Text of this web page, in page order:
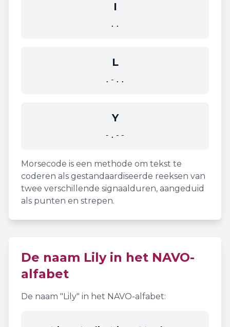
I
..
L
.-..
Y
-.--
Morsecode is een methode om tekst te
coderen als gestandaardiseerde reeksen van
twee verschillende signaalduren, aangeduid
als punten en strepen.
De naam Lilyin het NAVO-
alfabet
De naam "Lily" in het NAVO-alfabet: